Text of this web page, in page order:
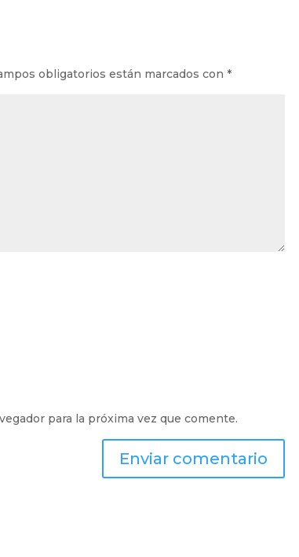
obligatorios están marcados con*
para la próxima vez que comente.